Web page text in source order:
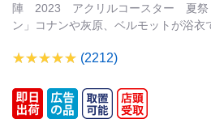
陣 2023 アクリルコースター 夏祭
ン」コナンや灰原、ベルモットが浴衣
(2212)